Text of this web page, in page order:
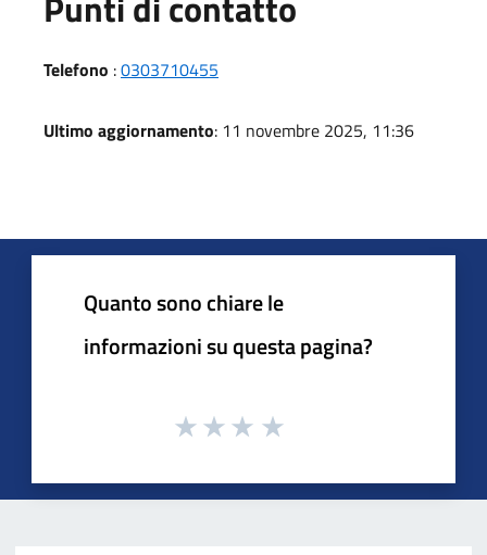
Telefono :0303710455
Ultimo aggiornamento: 11 novembre 2025, 11:36
Quanto sono chiare le
informazioni su questa pagina?